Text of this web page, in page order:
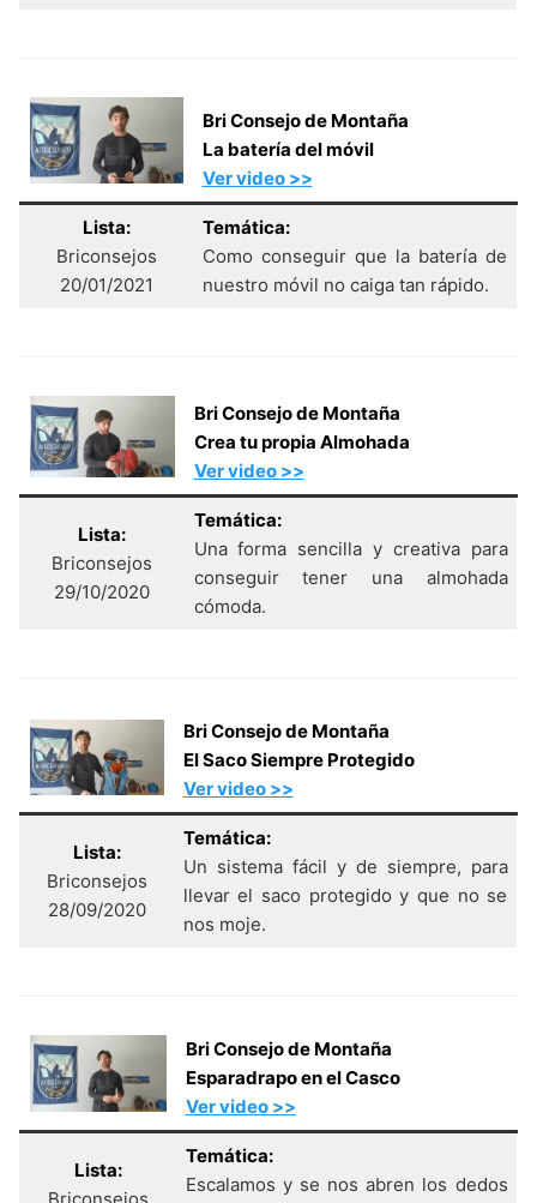
Bri Consejo de Montaña
La batería del móvil
Ver video >>
Lista:
Briconsejos
20/01/2021
Temática:
Como conseguir que la batería de
nuestro móvil no caiga tan rápido.
Bri Consejo de Montaña
Crea tu propia Almohada
Ver video >>
Lista:
Briconsejos
29/10/2020
Temática:
Una forma sencilla y creativa para
conseguir tener una almohada
cómoda.
Bri Consejo de Montaña
El Saco Siempre Protegido
Ver video >>
Lista:
Briconsejos
28/09/2020
Temática:
Un sistema fácil y de siempre, para
llevar el saco protegido y que no se
nos moje.
Bri Consejo de Montaña
Esparadrapo en el Casco
Ver video >>
Lista:
Temática:
Escalamos y se nos abren los dedos